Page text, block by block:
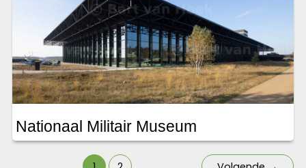
Nationaal Militair Museum